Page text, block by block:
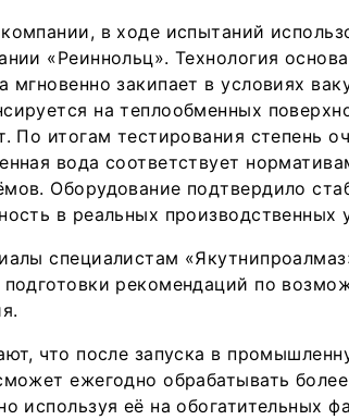
в ходе испытаний
«Реиннольц». Технология
закипает в условиях
на теплообменных
По итогам тестирования степень
вода соответствует
Оборудование подтвердило
в реальных производственных
специалистам
рекомендаций по
что после запуска в
ежегодно обрабатывать
используя её на обогатительных